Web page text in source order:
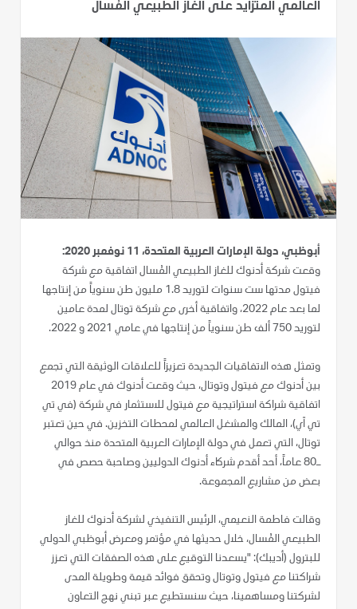
العالمي المتزايد على الغاز الطبيعي المُسال
أبوظبي، دولة الإمارات العربية المتحدة، 11 نوفمبر 2020:
وقعت شركة أدنوك للغاز الطبيعي المُسال اتفاقية مع شركة
فيتول مدتها ست سنوات لتوريد 1.8 مليون طن سنوياً من إنتاجها
لما بعد عام 2022، واتفاقية أخرى مع شركة توتال لمدة عامين
لتوريد 750 ألف طن سنوياً من إنتاجها في عامي 2021 و 2022.
وتمثل هذه الاتفاقيات الجديدة تعزيزاً للعلاقات الوثيقة التي تجمع
بين أدنوك مع فيتول وتوتال، حيث وقعت أدنوك في عام 2019
اتفاقية شراكة استراتيجية مع فيتول للاستثمار في شركة (في تي
تي آي)، المالك والمشغل العالمي لمحطات التخزين. في حين تعتبر
توتال، التي تعمل في دولة الإمارات العربية المتحدة منذ حوالي
ـ80 عاماً، أحد أقدم شركاء أدنوك الدوليين وصاحبة حصص في
بعض من مشاريع المجموعة.
وقالت فاطمة النعيمي، الرئيس التنفيذي لشركة أدنوك للغاز
الطبيعي المُسال، خلال حديثها في مؤتمر ومعرض أبوظبي الدولي
للبترول (أديبك): "يسعدنا التوقيع على هذه الصفقات التي تعزز
شراكتنا مع فيتول وتوتال وتحقق فوائد قيمة وطويلة المدى
لشركتنا ومساهمينا، حيث سنستطيع عبر تبني نهج التعاون